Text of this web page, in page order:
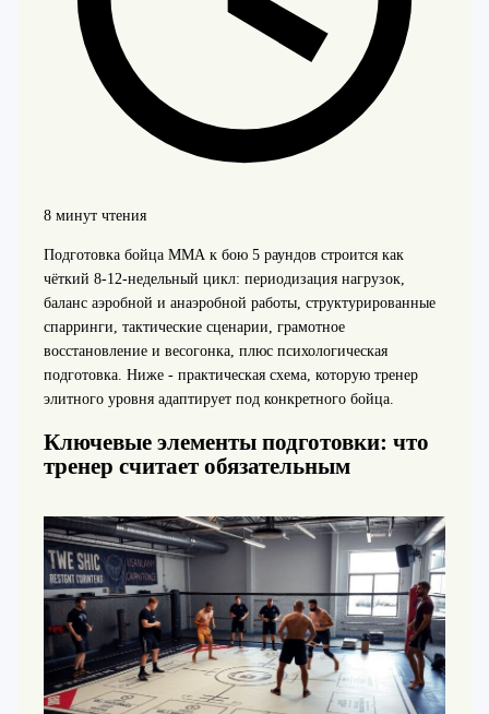
8 минут чтения
Подготовка бойца ММА к бою 5 раундов строится как
чёткий 8-12‑недельный цикл: периодизация нагрузок,
баланс аэробной и анаэробной работы, структурированные
спарринги, тактические сценарии, грамотное
восстановление и весогонка, плюс психологическая
подготовка. Ниже - практическая схема, которую тренер
элитного уровня адаптирует под конкретного бойца.
Ключевые элементы подготовки: что
тренер считает обязательным